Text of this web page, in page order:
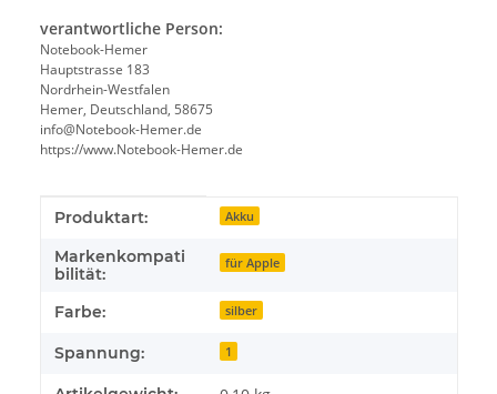
verantwortliche Person:
Notebook-Hemer
Hauptstrasse 183
Nordrhein-Westfalen
Hemer, Deutschland, 58675
info@Notebook-Hemer.de
https://www.Notebook-Hemer.de
Produkteigenschaft
Wert
Produktart: Akku
Markenkompati
bilität:
für Apple
Farbe: silber
Spannung: 1